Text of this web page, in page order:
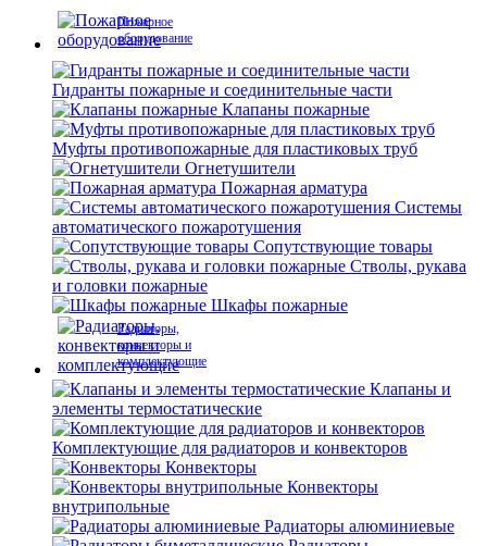
Пожарное
оборудование
Гидранты пожарные и соединительные части
Клапаны пожарные
Муфты противопожарные для пластиковых труб
Огнетушители
Пожарная арматура
Системы
автоматического пожаротушения
Сопутствующие товары
Стволы, рукава
и головки пожарные
Шкафы пожарные
Радиаторы,
конвекторы и
комплектующие
Клапаны и
элементы термостатические
Комплектующие для радиаторов и конвекторов
Конвекторы
Конвекторы
внутрипольные
Радиаторы алюминиевые